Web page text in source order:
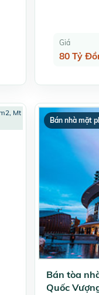
Giá
80 Tỷ
Bán nhà mặt
Bán tòa
Quốc